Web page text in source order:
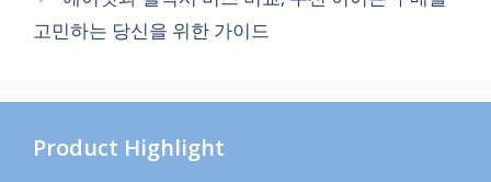
고민하는 당신을 위한 가이드
Product Highlight